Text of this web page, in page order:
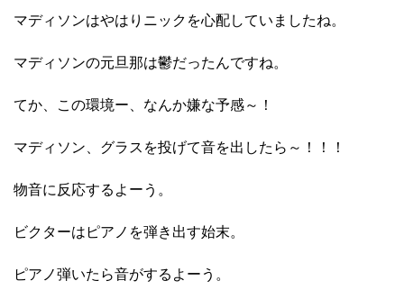
マディソンはやはりニックを心配していましたね。
マディソンの元旦那は鬱だったんですね。
てか、この環境ー、なんか嫌な予感～！
マディソン、グラスを投げて音を出したら～！！！
物音に反応するよーう。
ビクターはピアノを弾き出す始末。
ピアノ弾いたら音がするよーう。